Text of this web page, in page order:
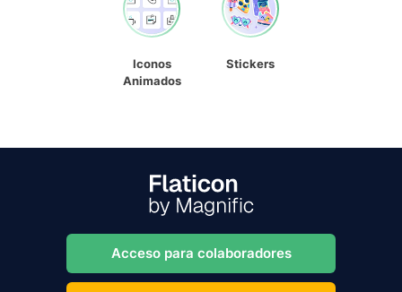
Iconos
Animados
Stickers
Acceso para colaboradores